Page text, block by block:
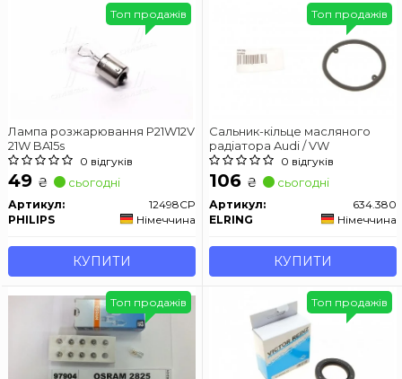
Лампа розжарювання P21W12V
21W BA15s
0 відгуків
49 ₴ сьогодні
Артикул:
12498CP
PHILIPS
Німеччина
КУПИТИ
Топ продажів
Сальник-кільце масляного
радіатора Audi / VW
0 відгуків
106 ₴ сьогодні
Артикул:
634.380
ELRING
Німеччина
КУПИТИ
Топ продажів
Топ продажів Топ продажів